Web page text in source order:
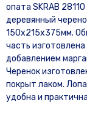
опата SKRAB
деревянный
150х215х375мм.
часть
добавлением
Черенок
покрыт лаком.
удобна и